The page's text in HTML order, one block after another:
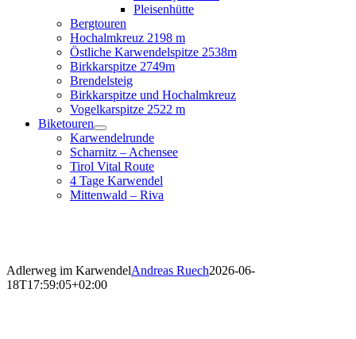
Pleisenhütte
Bergtouren
Hochalmkreuz 2198 m
Östliche Karwendelspitze 2538m
Birkkarspitze 2749m
Brendelsteig
Birkkarspitze und Hochalmkreuz
Vogelkarspitze 2522 m
Biketouren
Karwendelrunde
Scharnitz – Achensee
Tirol Vital Route
4 Tage Karwendel
Mittenwald – Riva
Adlerweg im KarwendelAndreas Ruech2026-06-
18T17:59:05+02:00